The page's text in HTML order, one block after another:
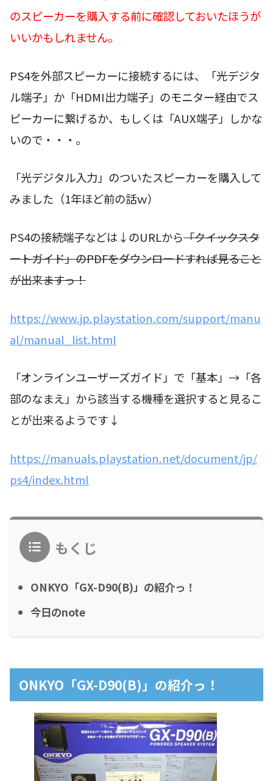
のスピーカーを購入する前に確認しておいたほうが
いいかもしれません。
PS4を外部スピーカーに接続するには、「光デジタ
ル端子」か「HDMI出力端子」のモニター経由でス
ピーカーに繋げるか、もしくは「AUX端子」しかな
いので・・・。
「光デジタル入力」のついたスピーカーを購入して
みました（1年ほど前の話ｗ）
PS4の接続端子などは↓のURLから「クイックスタ
ートガイド」のPDFをダウンロードすれば見ること
が出来ますっ！
https://www.jp.playstation.com/support/manu
al/manual_list.html
「オンラインユーザーズガイド」で「基本」→「各
部のなまえ」から該当する機種を選択すると見るこ
とが出来るようです↓
https://manuals.playstation.net/document/jp/
ps4/index.html
もくじ
ONKYO「GX-D90(B)」の紹介っ！
今日のnote
ONKYO「GX-D90(B)」の紹介っ！